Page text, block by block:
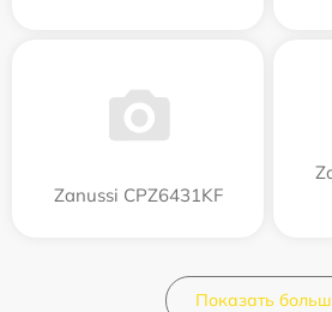
Zanussi CPZ6431KF
Показать